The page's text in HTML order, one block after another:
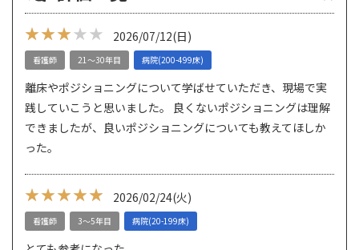
★★★
★★★★★ 2026/07/12(日)
看護師 21～30年目 病院(200-499床)
離床やポジショニングについて学ばせていただき、現場で実
践していこうと思いました。 良くないポジショニングは理解
できましたが、良いポジショニングについても教えてほしか
った。
★★★★★
★★★★★ 2026/02/24(火)
看護師 3～5年目 病院(20-199床)